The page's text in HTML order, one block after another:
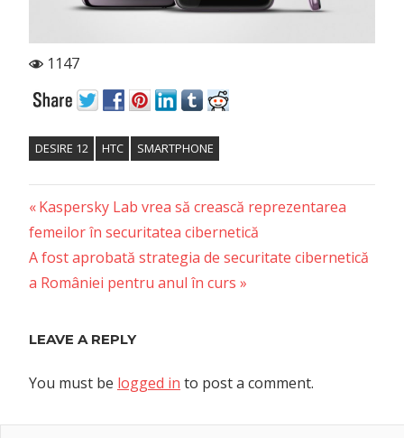
1147
DESIRE 12 HTC SMARTPHONE
Post
navigation
Previous
Post:
Kaspersky Lab vrea să crească reprezentarea
femeilor în securitatea cibernetică
Next
Post:
A fost aprobată strategia de securitate cibernetică
a României pentru anul în curs
LEAVE A REPLY
You must be logged in to post a comment.